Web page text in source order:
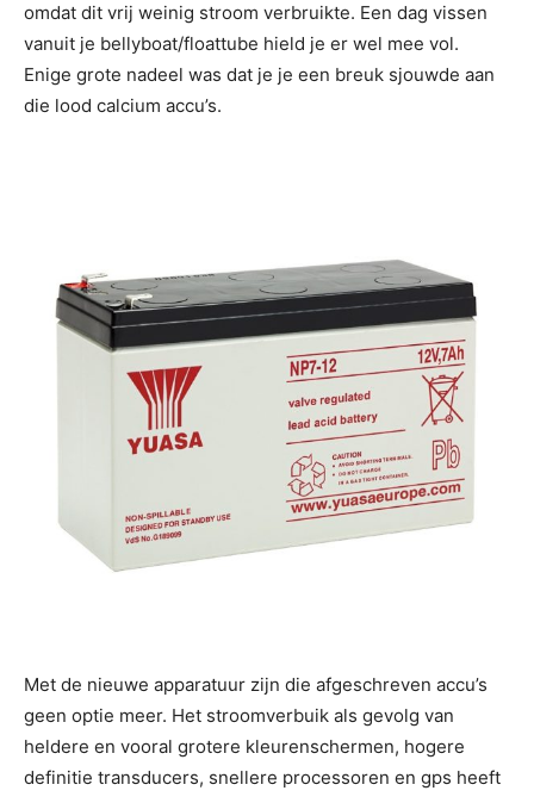
omdat dit vrij weinig stroom verbruikte. Een dag vissen
vanuit je bellyboat/floattube hield je er wel mee vol.
Enige grote nadeel was dat je je een breuk sjouwde aan
die lood calcium accu’s.
Met de nieuwe apparatuur zijn die afgeschreven accu’s
geen optie meer. Het stroomverbuik als gevolg van
heldere en vooral grotere kleurenschermen, hogere
definitie transducers, snellere processoren en gps heeft